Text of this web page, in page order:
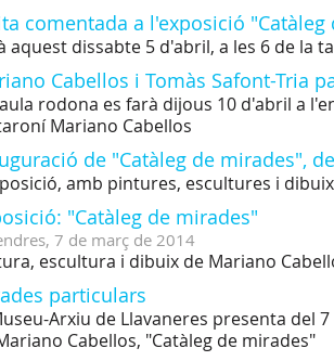
comentada a l'exposició "Catàleg
aquest dissabte 5 d'abril, a les 6 de la
Cabellos i Tomàs Safont-Tria
rodona es farà dijous 10 d'abril a
Mariano Cabellos
de "Catàleg de mirades",
amb pintures, escultures i
"Catàleg de mirades"
7 de març de 2014
escultura i dibuix de Mariano
particulars
Arxiu de Llavaneres presenta del
Cabellos, "Catàleg de mirades"